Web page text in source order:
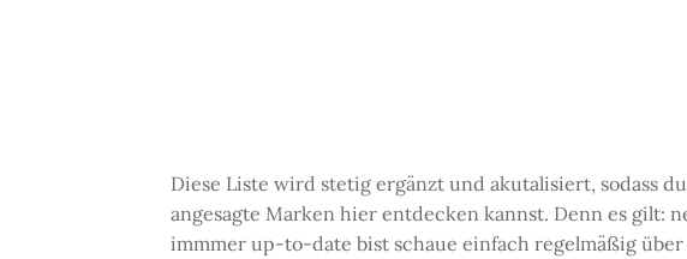
Diese Liste wird stetig ergänzt und akutalisiert, sodass
angesagte Marken hier entdecken kannst. Denn es gilt:
immmer up-to-date bist schaue einfach regelmäßig